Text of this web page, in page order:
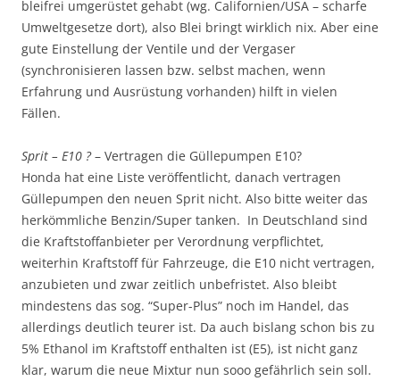
bleifrei umgerüstet gehabt (wg. Californien/USA – scharfe
Umweltgesetze dort), also Blei bringt wirklich nix. Aber eine
gute Einstellung der Ventile und der Vergaser
(synchronisieren lassen bzw. selbst machen, wenn
Erfahrung und Ausrüstung vorhanden) hilft in vielen
Fällen.
Sprit – E10 ?– Vertragen die Güllepumpen E10?
Honda hat eine Liste veröffentlicht, danach vertragen
Güllepumpen den neuen Sprit nicht. Also bitte weiter das
herkömmliche Benzin/Super tanken. In Deutschland sind
die Kraftstoffanbieter per Verordnung verpflichtet,
weiterhin Kraftstoff für Fahrzeuge, die E10 nicht vertragen,
anzubieten und zwar zeitlich unbefristet. Also bleibt
mindestens das sog. “Super-Plus” noch im Handel, das
allerdings deutlich teurer ist. Da auch bislang schon bis zu
5% Ethanol im Kraftstoff enthalten ist (E5), ist nicht ganz
klar, warum die neue Mixtur nun sooo gefährlich sein soll.